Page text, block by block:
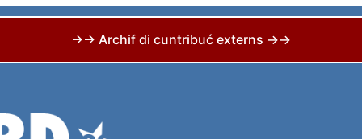
→→ Archif di cuntribuć externs →→